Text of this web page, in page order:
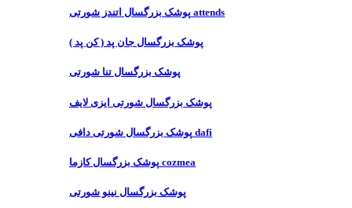
پوشک بزرگسال اتندز شورتی attends
پوشک بزرگسال جان پد ( کن پد )
پوشک بزرگسال تنا شورتی
پوشک بزرگسال شورتی ایزی لایف
پوشک بزرگسال شورتی دافی dafi
پوشک بزرگسال کازما cozmea
پوشک بزرگسال نینو شورتی